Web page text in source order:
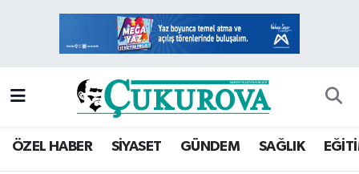
ÖZEL HABER SİYASET GÜNDEM SAĞLIK
Mersin Hava Durumu
Mersin Namaz Vakitleri